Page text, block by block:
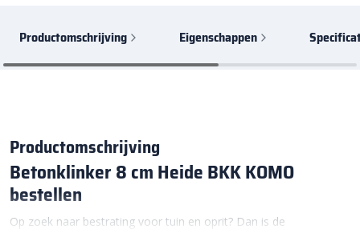
Productomschrijving Eigenschappen
Productomschrijving
Betonklinker 8 cm Heide BKK KOMO
bestellen
Op zoek naar bestrating voor tuin en oprit? Dan is de